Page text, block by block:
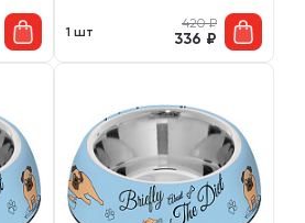
1 шт
420₽
336 ₽